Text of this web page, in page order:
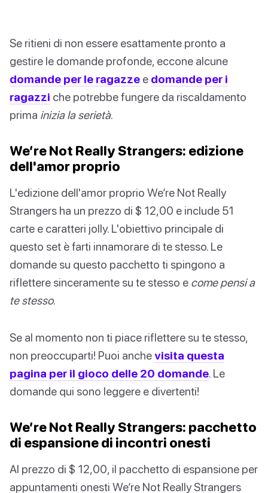
Se ritieni di non essere esattamente pronto a
gestire le domande profonde, eccone alcune
domande per le ragazze e domande per i
ragazzi che potrebbe fungere da riscaldamento
prima inizia la serietà.
We’re Not Really Strangers: edizione
dell'amor proprio
L'edizione dell'amor proprio We’re Not Really
Strangers ha un prezzo di $ 12,00 e include 51
carte e caratteri jolly. L'obiettivo principale di
questo set è farti innamorare di te stesso. Le
domande su questo pacchetto ti spingono a
riflettere sinceramente su te stesso e come pensi a
te stesso.
Se al momento non ti piace riflettere su te stesso,
non preoccuparti! Puoi anche visita questa
pagina per il gioco delle 20 domande. Le
domande qui sono leggere e divertenti!
We’re Not Really Strangers: pacchetto
di espansione di incontri onesti
Al prezzo di $ 12,00, il pacchetto di espansione per
appuntamenti onesti We’re Not Really Strangers